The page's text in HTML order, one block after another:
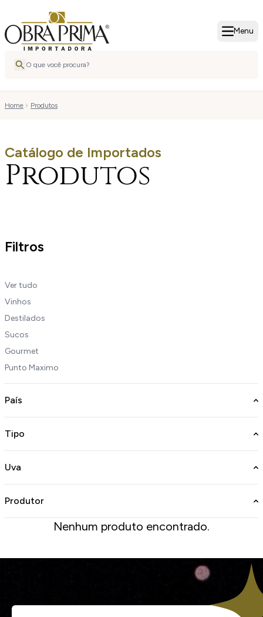
Menu
Home Produtos
Catálogo de Importados
Produtos
Filtros
Ver tudo
Vinhos
Destilados
Sucos
Gourmet
Punto Maximo
País
Tipo
Uva
Produtor
Nenhum produto encontrado.